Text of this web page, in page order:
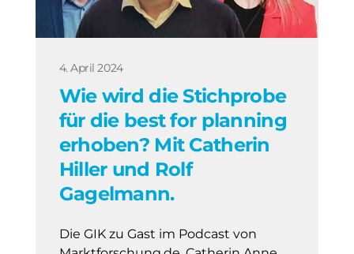
4. April 2024
Wie wird die Stichprobe
für die best for planning
erhoben? Mit Catherin
Hiller und Rolf
Gagelmann.
Die GIK zu Gast im Podcast von